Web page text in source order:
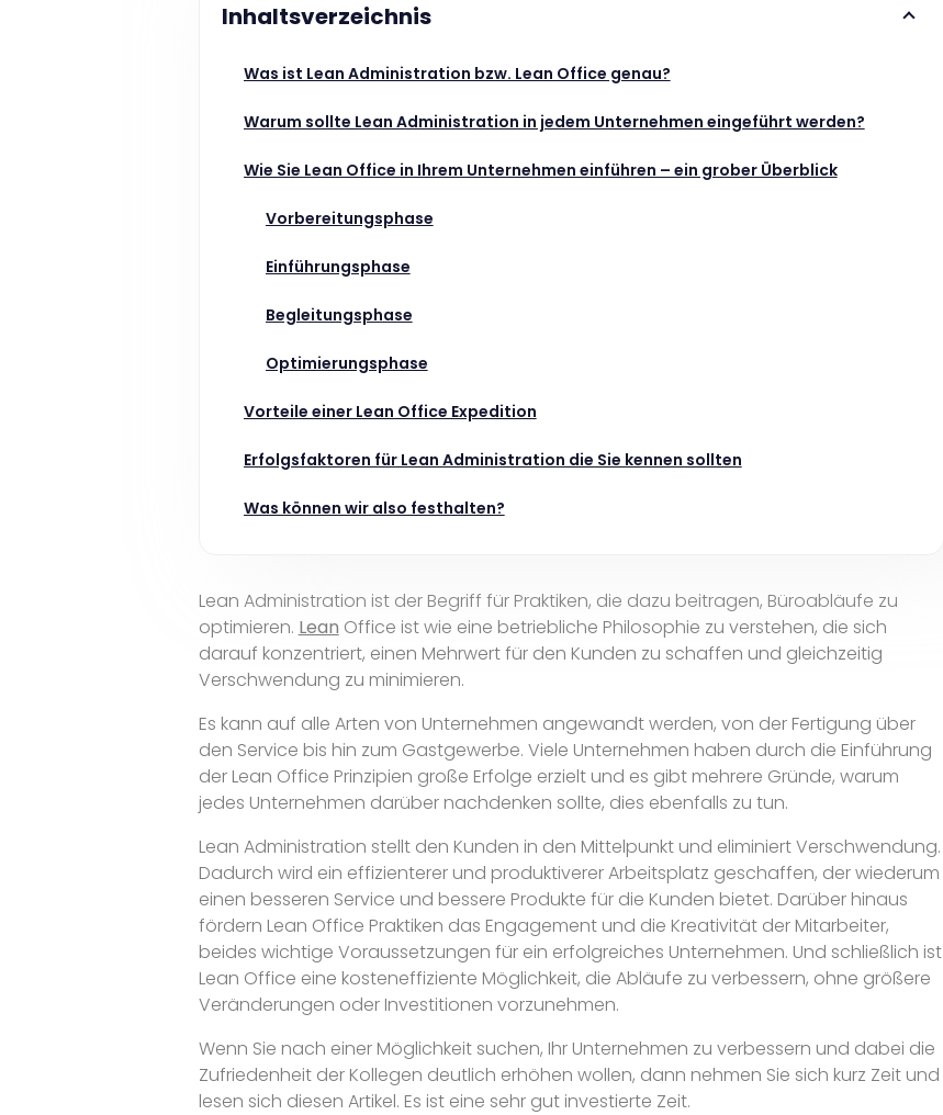
Inhaltsverzeichnis
Was ist Lean Administration bzw. Lean Office genau?
Warum sollte Lean Administration in jedem Unternehmen eingeführt werden?
Wie Sie Lean Office in Ihrem Unternehmen einführen – ein grober Überblick
Vorbereitungsphase
Einführungsphase
Begleitungsphase
Optimierungsphase
Vorteile einer Lean Office Expedition
Erfolgsfaktoren für Lean Administration die Sie kennen sollten
Was können wir also festhalten?
Lean Administration ist der Begriff für Praktiken, die dazu beitragen, Büroabläufe zu
optimieren. Lean Office ist wie eine betriebliche Philosophie zu verstehen, die sich
darauf konzentriert, einen Mehrwert für den Kunden zu schaffen und gleichzeitig
Verschwendung zu minimieren.
Es kann auf alle Arten von Unternehmen angewandt werden, von der Fertigung über
den Service bis hin zum Gastgewerbe. Viele Unternehmen haben durch die Einführung
der Lean Office Prinzipien große Erfolge erzielt und es gibt mehrere Gründe, warum
jedes Unternehmen darüber nachdenken sollte, dies ebenfalls zu tun.
Lean Administration stellt den Kunden in den Mittelpunkt und eliminiert Verschwendung.
Dadurch wird ein effizienterer und produktiverer Arbeitsplatz geschaffen, der wiederum
einen besseren Service und bessere Produkte für die Kunden bietet. Darüber hinaus
fördern Lean Office Praktiken das Engagement und die Kreativität der Mitarbeiter,
beides wichtige Voraussetzungen für ein erfolgreiches Unternehmen. Und schließlich ist
Lean Office eine kosteneffiziente Möglichkeit, die Abläufe zu verbessern, ohne größere
Veränderungen oder Investitionen vorzunehmen.
Wenn Sie nach einer Möglichkeit suchen, Ihr Unternehmen zu verbessern und dabei die
Zufriedenheit der Kollegen deutlich erhöhen wollen, dann nehmen Sie sich kurz Zeit und
lesen sich diesen Artikel. Es ist eine sehr gut investierte Zeit.